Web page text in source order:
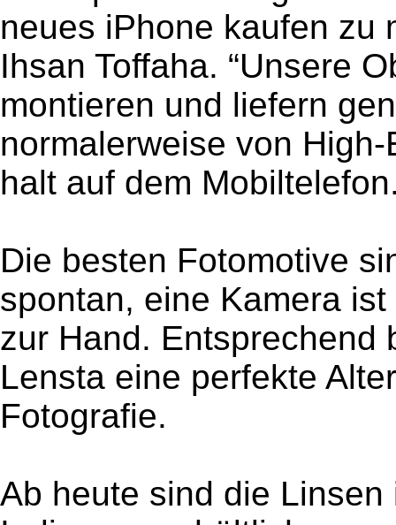
neues iPhone kaufen zu
Ihsan Toffaha. “Unsere
montieren und liefern
normalerweise von
halt auf dem
Die besten Fotomotive
spontan, eine Kamera
zur Hand. Entsprechend
Lensta eine perfekte
Fotografie.
Ab heute sind die